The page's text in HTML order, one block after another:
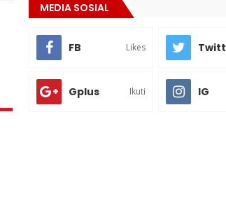
MEDIA SOSIAL
FB Likes Twitt
Gplus Ikuti IG